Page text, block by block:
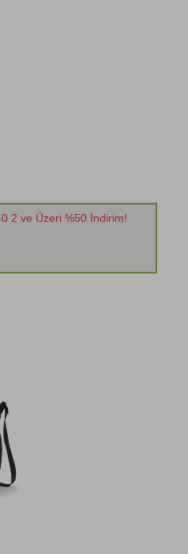
2 ve Üzeri %50 İndirim!